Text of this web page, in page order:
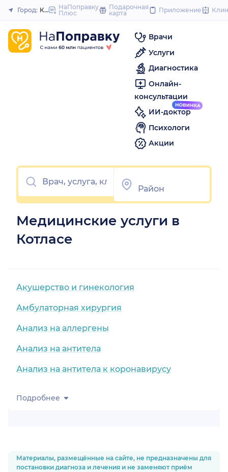
to
Закрыть
Город: КотласНаПоправку
Плюс
Подарочная
карта
Приложение
Врачи
Услуги
Диагностика
Онлайн-
консультации
ИИ-доктор
Психологи
Акции
Медицинские услуги в
Котласе
Акушерство и гинекология
Амбулаторная хирургия
Анализ на аллергены
Анализ на антитела
Анализ на антитела к коронавирусу
Подробнее
Материалы, размещённые на сайте, не предназначены для
постановки диагноза и лечения и не заменяют приём